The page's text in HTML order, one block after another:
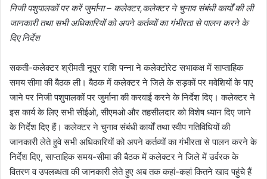
निजी पशुपालकों पर करें जुर्माना – कलेक्टर,कलेक्टर ने चुनाव संबंधी कार्यों की ली
जानकारी तथा सभी अधिकारियों को अपने कर्तव्यों का गंभीरता से पालन करने के
दिए निर्देश
सकती-कलेक्टर श्रीमती नूपुर राशि पन्ना ने कलेक्टोरेट सभाकक्ष में साप्ताहिक
समय सीमा की बैठक ली। बैठक में कलेक्टर ने जिले के सड़कों पर मवेशियों के पाए
जाने पर निजी पशुपालकों पर जुर्माना की करवाई करने के निर्देश दिए। कलेक्टर ने
इस कार्य के लिए सभी सीईओ, सीएमओ और तहसीलदार को विशेष ध्यान दिए जाने
के निर्देश दिए हैं। कलेक्टर ने चुनाव संबंधी कार्यों तथा स्वीप गतिविधियों की
जानकारी लेते हुवे सभी अधिकारियों को अपने कर्तव्यों का गंभीरता से पालन करने के
निर्देश दिए, साप्ताहिक समय-सीमा की बैठक में कलेक्टर ने जिले में उर्वरक के
वितरण व उपलब्धता की जानकारी लेते हुए अब तक कहां-कहां कितने खाद पहुंचे हैं